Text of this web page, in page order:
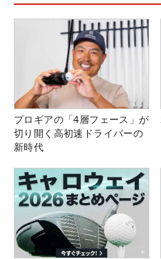
プロギアの「4層フェース」が
切り開く高初速ドライバーの
新時代